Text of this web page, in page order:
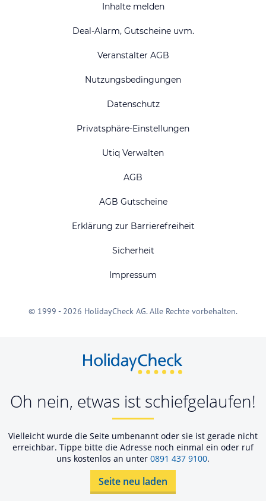
Inhalte melden
Deal-Alarm, Gutscheine uvm.
Veranstalter AGB
Nutzungsbedingungen
Datenschutz
Privatsphäre-Einstellungen
Utiq Verwalten
AGB
AGB Gutscheine
Erklärung zur Barrierefreiheit
Sicherheit
Impressum
© 1999 - 2026 HolidayCheck AG. Alle Rechte vorbehalten.
Oh nein, etwas ist schiefgelaufen!
Vielleicht wurde die Seite umbenannt oder sie ist gerade nicht
erreichbar. Tippe bitte die Adresse noch einmal ein oder ruf
uns kostenlos an unter 0891 437 9100.
Seite neu laden